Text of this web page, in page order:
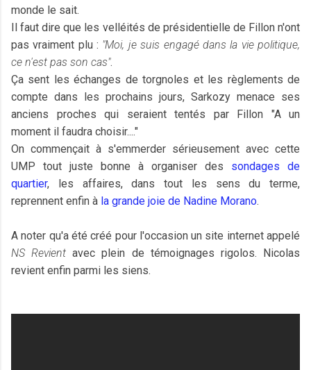
monde le sait.
Il faut dire que les velléités de présidentielle de Fillon n'ont
pas vraiment plu : "Moi, je suis engagé dans la vie politique,
ce n'est pas son cas".
Ça sent les échanges de torgnoles et les règlements de
compte dans les prochains jours, Sarkozy menace ses
anciens proches qui seraient tentés par Fillon "A un
moment il faudra choisir...."
On commençait à s'emmerder sérieusement avec cette
UMP tout juste bonne à organiser des sondages de
quartier, les affaires, dans tout les sens du terme,
reprennent enfin à la grande joie de Nadine Morano.
A noter qu'a été créé pour l'occasion un site internet appelé
NS Revient avec plein de témoignages rigolos. Nicolas
revient enfin parmi les siens.